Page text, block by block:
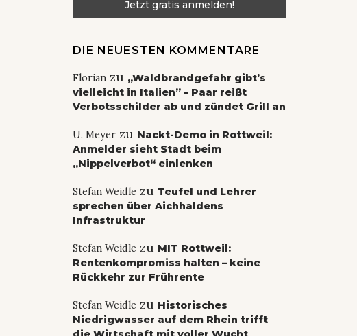
DIE NEUESTEN KOMMENTARE
Florianzu „Waldbrandgefahr gibt’s
vielleicht in Italien” – Paar reißt
Verbotsschilder ab und zündet Grill an
U. Meyerzu Nackt-Demo in Rottweil:
Anmelder sieht Stadt beim
„Nippelverbot“ einlenken
Stefan Weidle zu Teufel und Lehrer
sprechen über Aichhaldens
Infrastruktur
Stefan Weidle zu MIT Rottweil:
Rentenkompromiss halten – keine
Rückkehr zur Frührente
Stefan Weidle zu Historisches
Niedrigwasser auf dem Rhein trifft